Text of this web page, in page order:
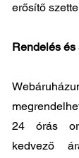
erősítő
Rendelés és
24 órás
kedvező